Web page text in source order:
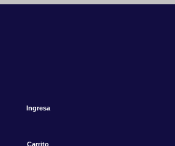
Ingresa
Carrito